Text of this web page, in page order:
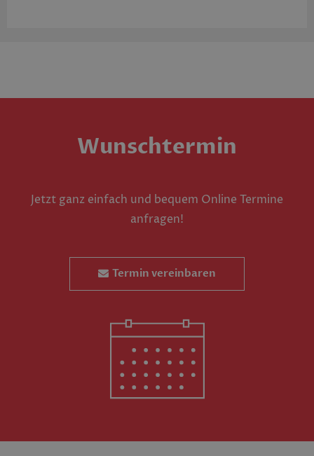
Wunschtermin
Jetzt ganz einfach und bequem Online Termine
anfragen!
Termin vereinbaren